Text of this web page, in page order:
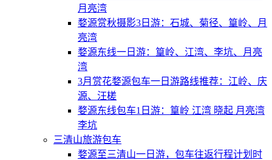
月亮湾
婺源赏秋摄影3日游：石城、菊径、篁岭、月
亮湾
婺源东线一日游：篁岭、江湾、李坑、月亮
湾
3月赏花婺源包车一日游路线推荐：江岭、庆
源、汪槎
婺源东线包车1日游：篁岭 江湾 晓起 月亮湾
李坑
三清山旅游包车
婺源至三清山一日游，包车往返行程计划时